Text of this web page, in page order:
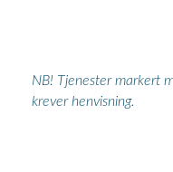
NB! Tjenester markert
krever henvisning.